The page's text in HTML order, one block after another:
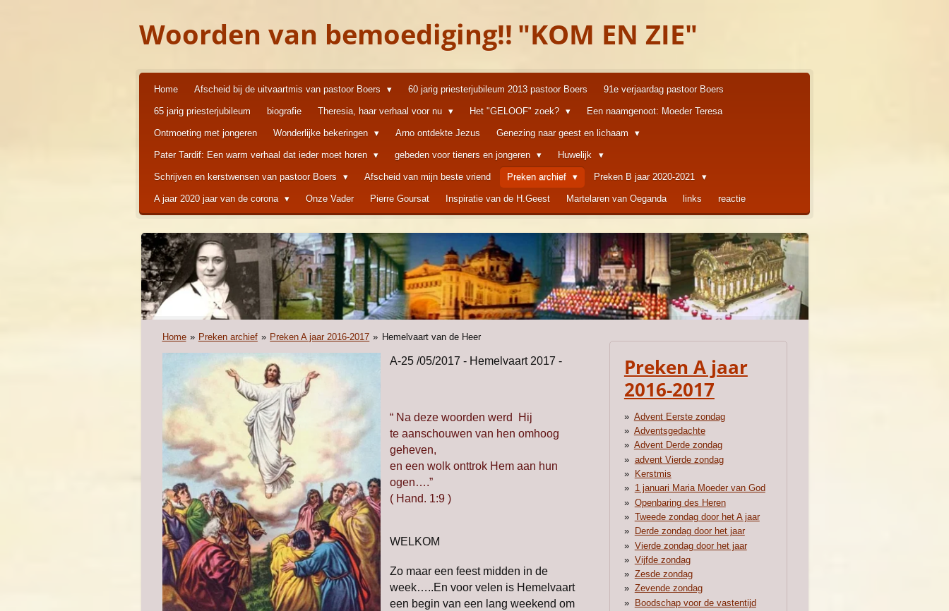
Woorden van bemoediging!! "KOM EN ZIE"
Home Afscheid bij de uitvaartmis van pastoor Boers 60 jarig priesterjubileum 2013 pastoor Boers 91e verjaardag pastoor Boers
65 jarig priesterjubileum biografie Theresia, haar verhaal voor nu Het "GELOOF" zoek? Een naamgenoot: Moeder Teresa
Ontmoeting met jongeren Wonderlijke bekeringen Arno ontdekte Jezus Genezing naar geest en lichaam
Pater Tardif: Een warm verhaal dat ieder moet horen gebeden voor tieners en jongeren Huwelijk
Schrijven en kerstwensen van pastoor Boers Afscheid van mijn beste vriend Preken archief Preken B jaar 2020-2021
A jaar 2020 jaar van de corona Onze Vader Pierre Goursat Inspiratie van de H.Geest Martelaren van Oeganda links reactie
Home » Preken archief » Preken A jaar 2016-2017 » Hemelvaart van de Heer
A-25 /05/2017 - Hemelvaart 2017 -
“ Na deze woorden werd Hij
te aanschouwen van hen omhoog
geheven,
en een wolk onttrok Hem aan hun
ogen….”
( Hand. 1:9 )
WELKOM
Zo maar een feest midden in de
week…..En voor velen is Hemelvaart
een begin van een lang weekend om
Preken A jaar
2016-2017
Advent Eerste zondag
Adventsgedachte
Advent Derde zondag
advent Vierde zondag
Kerstmis
1 januari Maria Moeder van God
Openbaring des Heren
Tweede zondag door het A jaar
Derde zondag door het jaar
Vierde zondag door het jaar
Vijfde zondag
Zesde zondag
Zevende zondag
Boodschap voor de vastentijd